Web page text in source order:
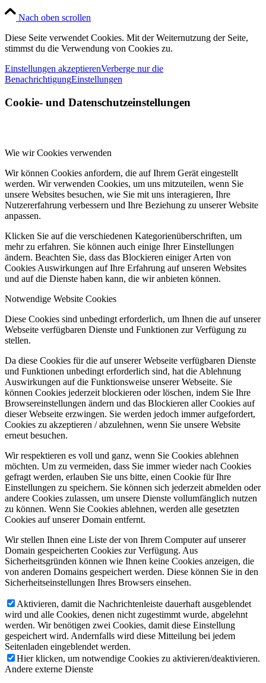
Nach oben scrollen
Diese Seite verwendet Cookies. Mit der Weiternutzung der Seite,
stimmst du die Verwendung von Cookies zu.
Einstellungen akzeptierenVerberge nur die
BenachrichtigungEinstellungen
Cookie- und Datenschutzeinstellungen
Wie wir Cookies verwenden
Wir können Cookies anfordern, die auf Ihrem Gerät eingestellt
werden. Wir verwenden Cookies, um uns mitzuteilen, wenn Sie
unsere Websites besuchen, wie Sie mit uns interagieren, Ihre
Nutzererfahrung verbessern und Ihre Beziehung zu unserer Website
anpassen.
Klicken Sie auf die verschiedenen Kategorienüberschriften, um
mehr zu erfahren. Sie können auch einige Ihrer Einstellungen
ändern. Beachten Sie, dass das Blockieren einiger Arten von
Cookies Auswirkungen auf Ihre Erfahrung auf unseren Websites
und auf die Dienste haben kann, die wir anbieten können.
Notwendige Website Cookies
Diese Cookies sind unbedingt erforderlich, um Ihnen die auf unserer
Webseite verfügbaren Dienste und Funktionen zur Verfügung zu
stellen.
Da diese Cookies für die auf unserer Webseite verfügbaren Dienste
und Funktionen unbedingt erforderlich sind, hat die Ablehnung
Auswirkungen auf die Funktionsweise unserer Webseite. Sie
können Cookies jederzeit blockieren oder löschen, indem Sie Ihre
Browsereinstellungen ändern und das Blockieren aller Cookies auf
dieser Webseite erzwingen. Sie werden jedoch immer aufgefordert,
Cookies zu akzeptieren / abzulehnen, wenn Sie unsere Website
erneut besuchen.
Wir respektieren es voll und ganz, wenn Sie Cookies ablehnen
möchten. Um zu vermeiden, dass Sie immer wieder nach Cookies
gefragt werden, erlauben Sie uns bitte, einen Cookie für Ihre
Einstellungen zu speichern. Sie können sich jederzeit abmelden oder
andere Cookies zulassen, um unsere Dienste vollumfänglich nutzen
zu können. Wenn Sie Cookies ablehnen, werden alle gesetzten
Cookies auf unserer Domain entfernt.
Wir stellen Ihnen eine Liste der von Ihrem Computer auf unserer
Domain gespeicherten Cookies zur Verfügung. Aus
Sicherheitsgründen können wie Ihnen keine Cookies anzeigen, die
von anderen Domains gespeichert werden. Diese können Sie in den
Sicherheitseinstellungen Ihres Browsers einsehen.
Aktivieren, damit die Nachrichtenleiste dauerhaft ausgeblendet
wird und alle Cookies, denen nicht zugestimmt wurde, abgelehnt
werden. Wir benötigen zwei Cookies, damit diese Einstellung
gespeichert wird. Andernfalls wird diese Mitteilung bei jedem
Seitenladen eingeblendet werden.
Hier klicken, um notwendige Cookies zu aktivieren/deaktivieren.
Andere externe Dienste